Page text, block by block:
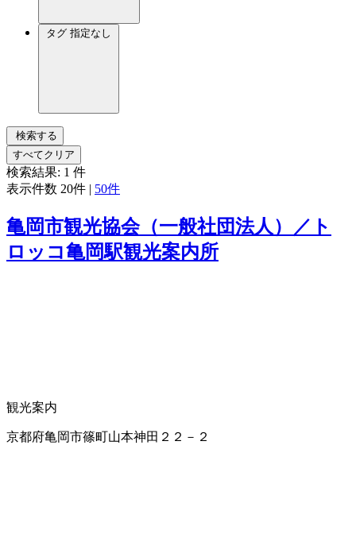
タグ 指定なし
検索する
すべてクリア
検索結果: 1 件
表示件数 20件 | 50件
亀岡市観光協会（一般社団法人）／ト
ロッコ亀岡駅観光案内所
観光案内
京都府亀岡市篠町山本神田２２－２